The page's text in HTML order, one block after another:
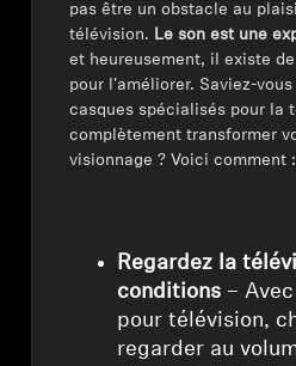
pas être un obstacle au
télévision. Le son est une
et heureusement, il existe
pour l'améliorer. Saviez-
casques spécialisés pour la
complètement transformer
visionnage ? Voici comment :
Regardez la
conditions –
pour télévision,
regarder au